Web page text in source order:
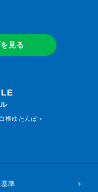
見る
根ゆたんぽ＞
準